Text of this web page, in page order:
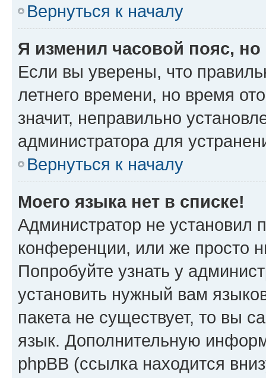
Вернуться к началу
Я изменил часовой пояс,
Если вы уверены, что
летнего времени, но время
значит, неправильно
администратора для
Вернуться к началу
Моего языка нет в списке!
Администратор не установил
конференции, или же просто
Попробуйте узнать у
установить нужный вам
пакета не существует, то вы
язык. Дополнительную
phpBB (ссылка находится